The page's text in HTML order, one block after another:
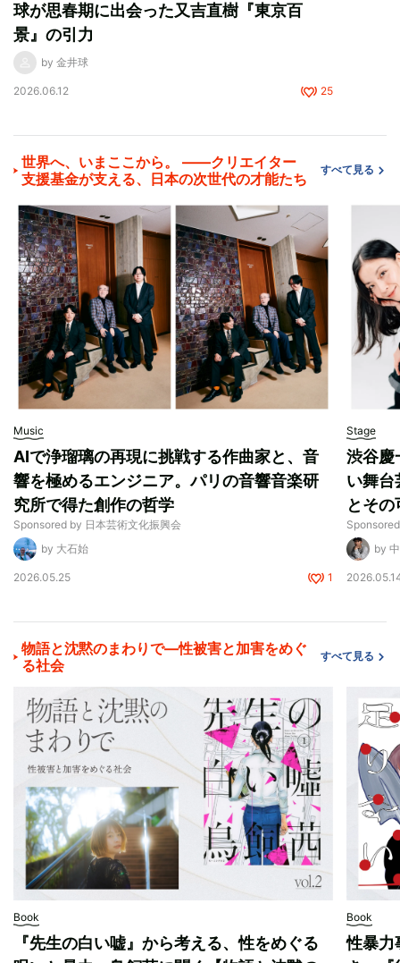
球が思春期に出会った又吉直樹『東京百
景』の引力
by 金井球
2026.06.12 25
世界へ、いまここから。 ——クリエイター
支援基金が支える、日本の次世代の才能たち
すべて見る
Music
AIで浄瑠璃の再現に挑戦する作曲家と、音
響を極めるエンジニア。パリの音響音楽研
究所で得た創作の哲学
Sponsored by 日本芸術文化振興会
by 大石始
2026.05.25 1
Stage
渋谷慶
い舞台
とそ
by
物語と沈黙のまわりで—性被害と加害をめぐ
る社会
すべて見る
Book
『先生の白い嘘』から考える、性をめぐる
Book
性暴力